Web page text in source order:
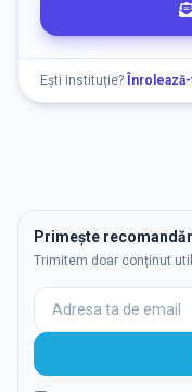
Ești instituție?
Primește
Trimitem doar conținut